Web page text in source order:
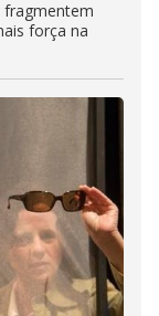
fragmentem
força na